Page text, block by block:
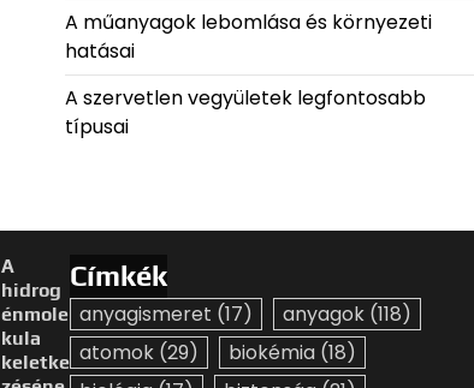
A műanyagok lebomlása és környezeti
hatásai
A szervetlen vegyületek legfontosabb
típusai
A
hidrog
énmole
kula
keletke
Címkék
anyagismeret (17) anyagok (118)
atomok (29) biokémia (18)